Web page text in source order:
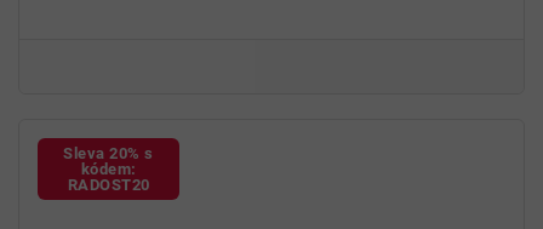
Sleva 20% s
kódem:
RADOST20